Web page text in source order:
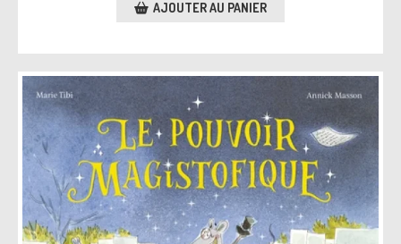
AJOUTER AU PANIER